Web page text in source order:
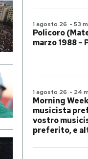
1 agosto 26 - 53
Policoro
marzo 1988 –
1 agosto 26 - 24
Morning
musicista
vostro
preferito, e